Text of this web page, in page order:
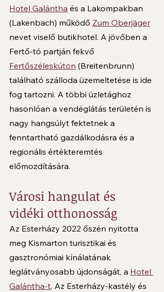
Hotel Galántha és a Lakompakban
(Lakenbach) működő Zum Oberjäger
nevet viselő butikhotel. A jövőben a
Fertő-tó partján fekvő
Fertőszéleskúton (Breitenbrunn)
található szálloda üzemeltetése is ide
fog tartozni. A többi üzletághoz
hasonlóan a vendéglátás területén is
nagy hangsúlyt fektetnek a
fenntartható gazdálkodásra és a
regionális értékteremtés
előmozdítására.
Városi hangulat és
vidéki otthonosság
Az Esterházy 2022 őszén nyitotta
meg Kismarton turisztikai és
gasztronómiai kínálatának
leglátványosabb újdonságát, a Hotel
Galántha-t. Az Esterházy-kastély és